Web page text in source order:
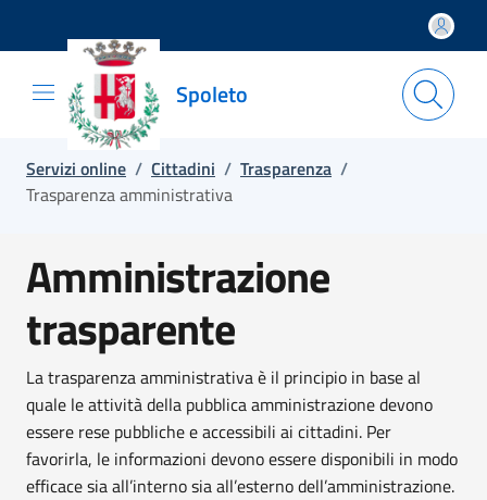
Salta e vai al contenuto
Salta e vai al footer
Spoleto
Servizi online / Cittadini / Trasparenza /
Trasparenza amministrativa
Amministrazione
trasparente
La trasparenza amministrativa è il principio in base al
quale le attività della pubblica amministrazione devono
essere rese pubbliche e accessibili ai cittadini. Per
favorirla, le informazioni devono essere disponibili in modo
efficace sia all’interno sia all’esterno dell’amministrazione.